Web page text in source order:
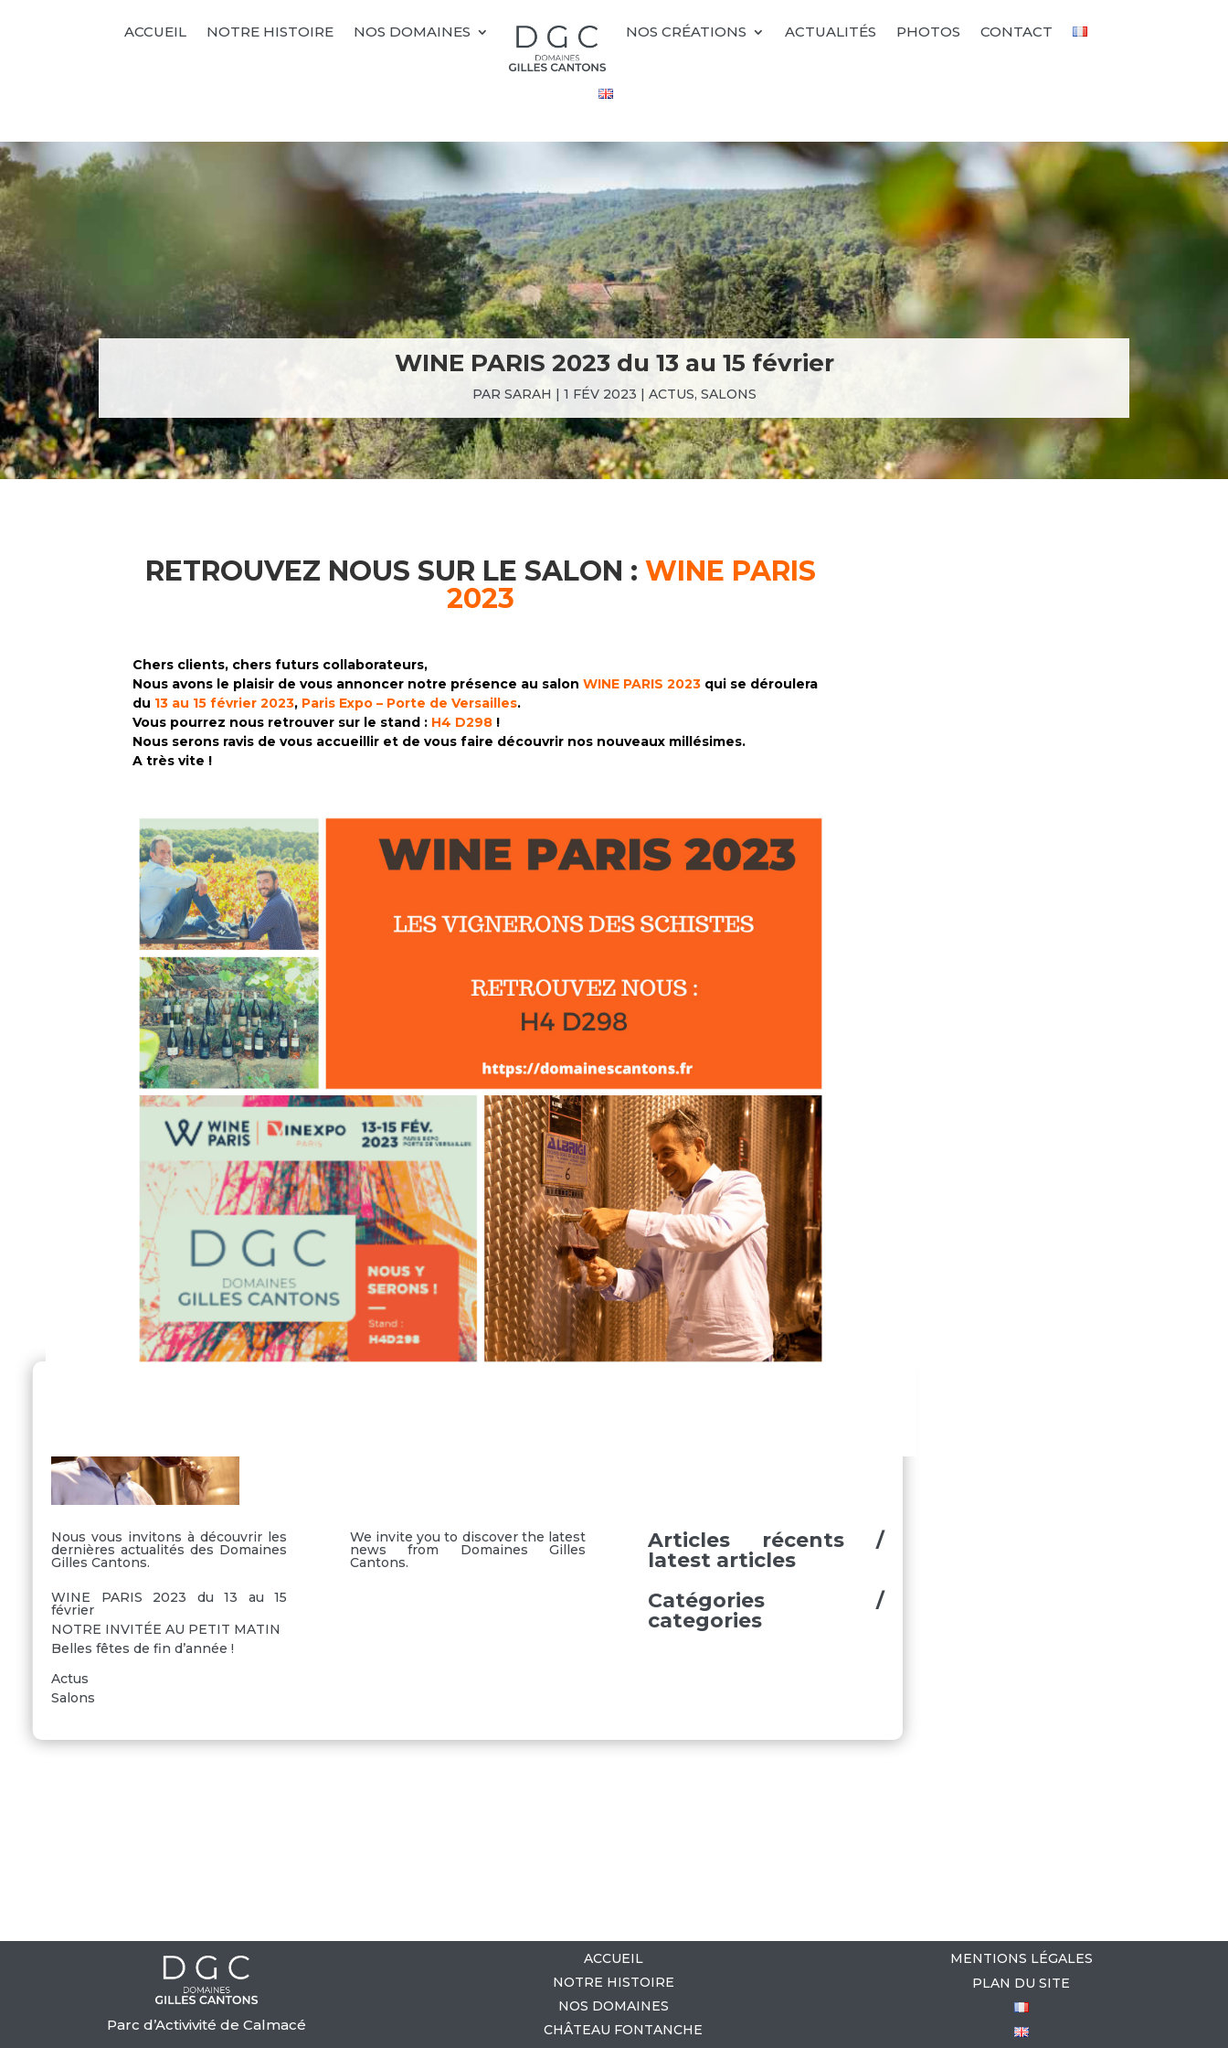
ACCUEIL NOTRE HISTOIRE NOS DOMAINES NOS CRÉATIONS ACTUALITÉS PHOTOS CONTACT
WINE PARIS 2023 du 13 au 15 février
PAR SARAH | 1 FÉV 2023 | ACTUS, SALONS
RETROUVEZ NOUS SUR LE SALON :WINE PARIS
2023
Chers clients, chers futurs collaborateurs,
Nous avons le plaisir de vous annoncer notre présence au salonWINE PARIS 2023 qui se déroulera
du 13 au 15 février 2023, Paris Expo – Porte de Versailles.
Vous pourrez nous retrouver sur le stand : H4 D298 !
Nous serons ravis de vous accueillir et de vous faire découvrir nos nouveaux millésimes.
A très vite !
Nous vous invitons à découvrir les
dernières actualités des Domaines
Gilles Cantons.
We invite you to discover the latest
news from Domaines Gilles
Cantons.
Articles récents /
latest articles
WINE PARIS 2023 du 13 au 15
février
NOTRE INVITÉE AU PETIT MATIN
Belles fêtes de fin d’année !
Catégories /
categories
Actus
Salons
Parc d’Activivité de Calmacé
ACCUEIL
NOTRE HISTOIRE
NOS DOMAINES
CHÂTEAU FONTANCHE
MENTIONS LÉGALES
PLAN DU SITE